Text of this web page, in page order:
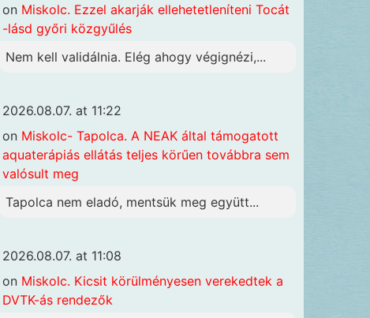
on Miskolc. Ezzel akarják ellehetetleníteni Tocát
-lásd győri közgyűlés
Nem kell validálnia. Elég ahogy végignézi,...
2026.08.07. at 11:22
on Miskolc- Tapolca. A NEAK által támogatott
aquaterápiás ellátás teljes körűen továbbra sem
valósult meg
Tapolca nem eladó, mentsük meg együtt...
2026.08.07. at 11:08
on Miskolc. Kicsit körülményesen verekedtek a
DVTK-ás rendezők